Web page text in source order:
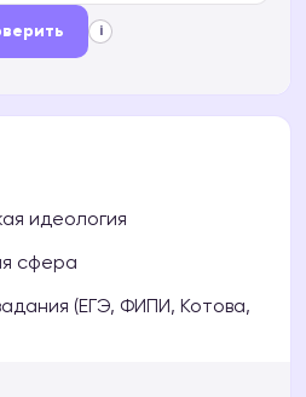
i
идеология
сфера
(ЕГЭ, ФИПИ, Котова,